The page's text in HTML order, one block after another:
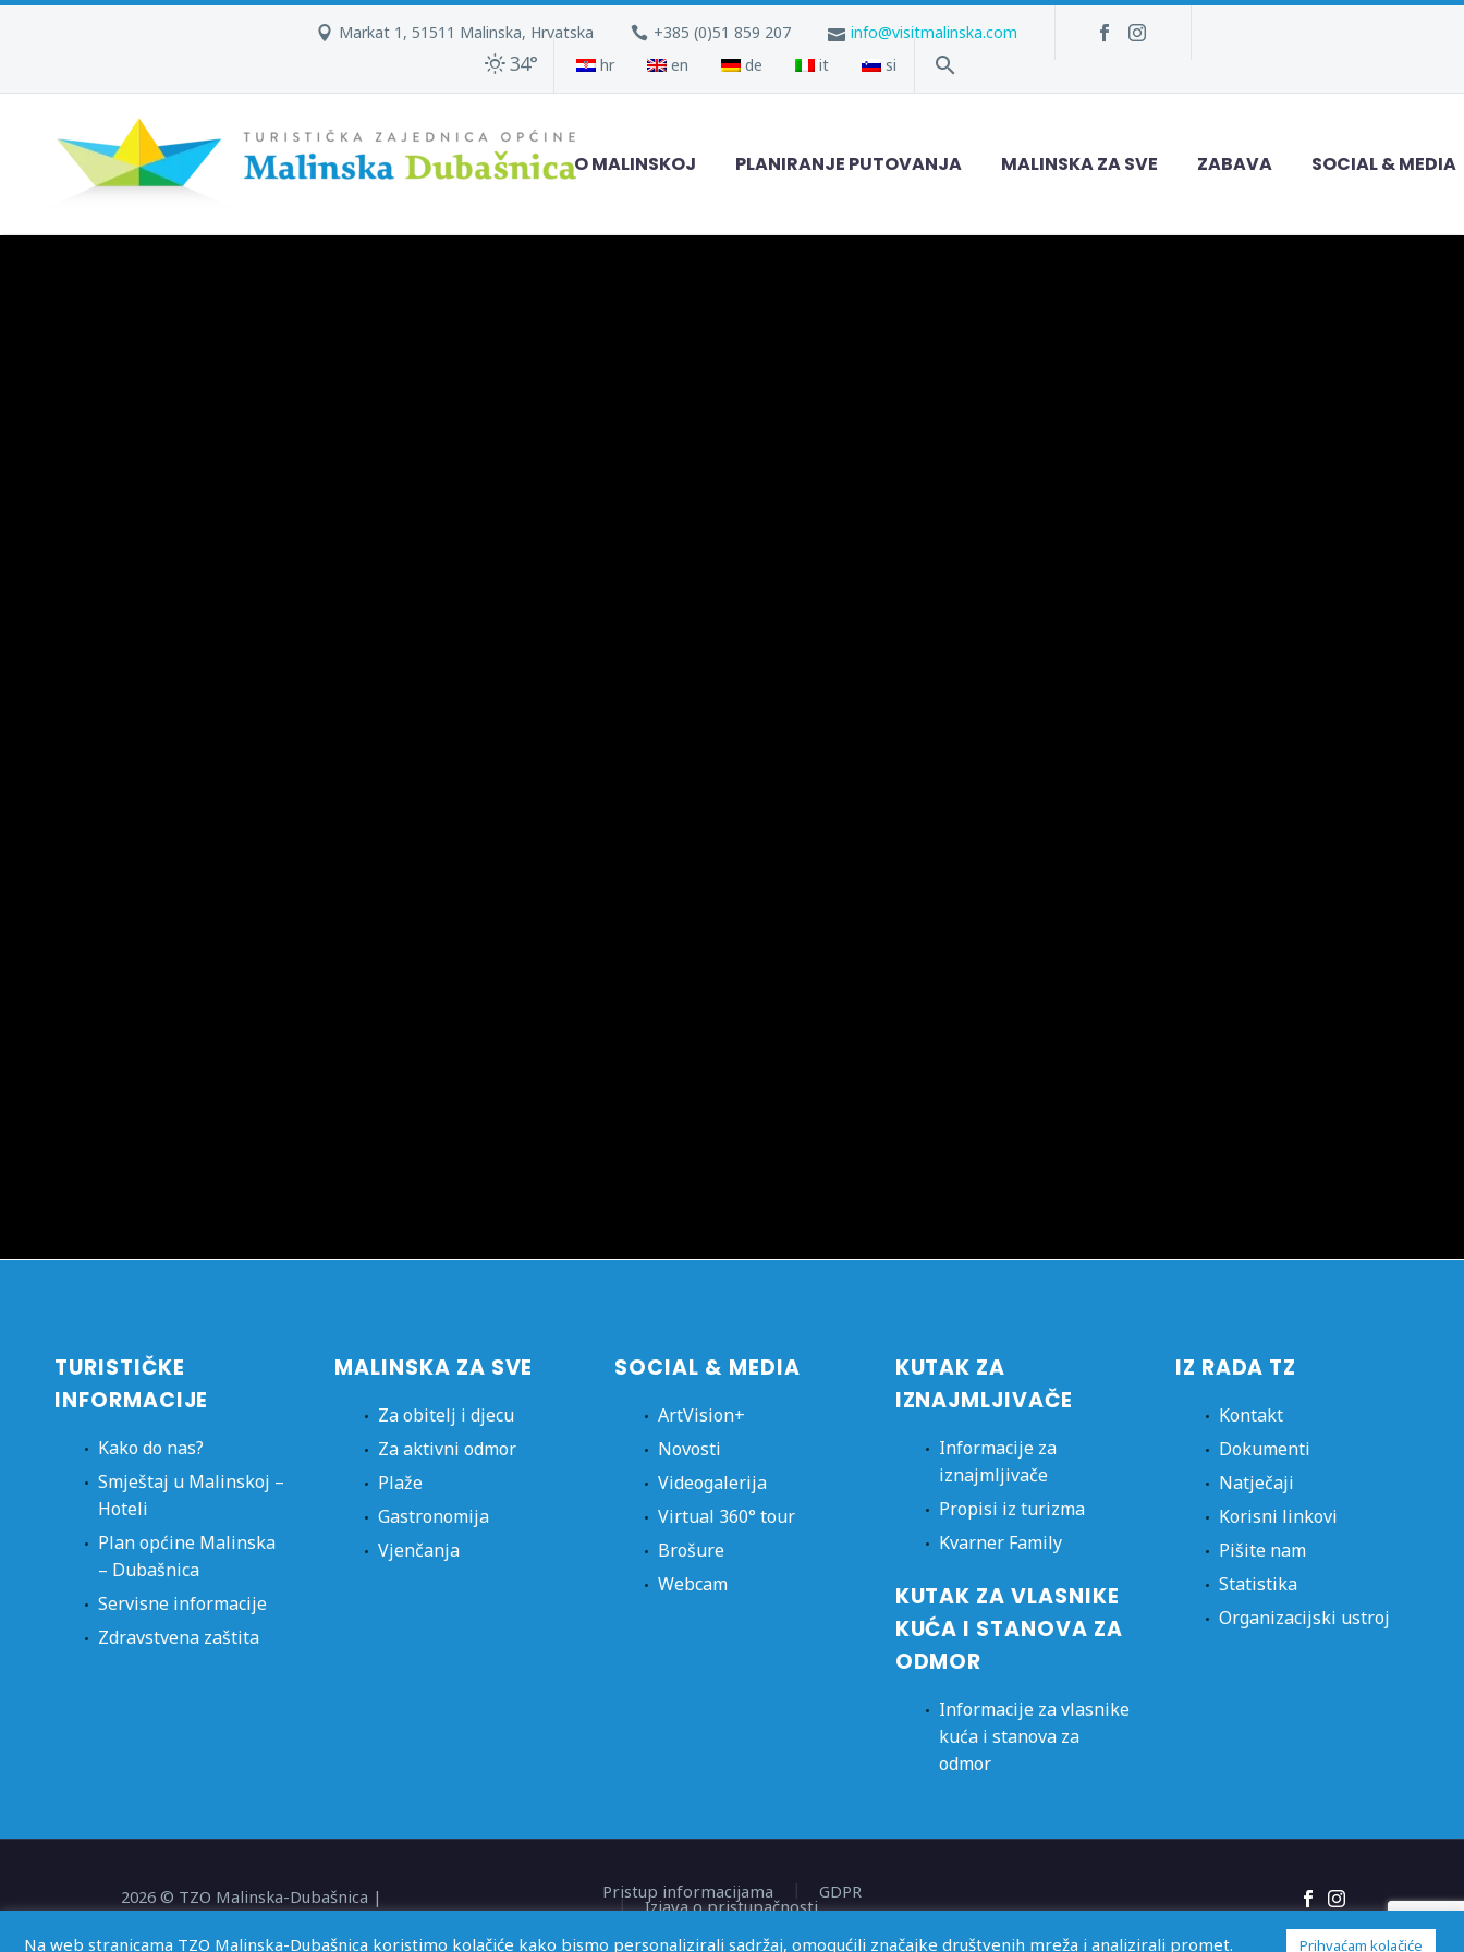
Markat 1, 51511 Malinska, Hrvatska +385 (0)51 859 207 info@visitmalinska.com
34° hr en de it si
O MALINSKOJ PLANIRANJE PUTOVANJA MALINSKA ZA SVE ZABAVA SOCIAL & MEDIA
TURISTIČKE
INFORMACIJE
Kako do nas?
Smještaj u Malinskoj –
Hoteli
Plan općine Malinska
– Dubašnica
Servisne informacije
Zdravstvena zaštita
MALINSKA ZA SVE
Za obitelj i djecu
Za aktivni odmor
Plaže
Gastronomija
Vjenčanja
SOCIAL & MEDIA
ArtVision+
Novosti
Videogalerija
Virtual 360° tour
Brošure
Webcam
KUTAK ZA
IZNAJMLJIVAČE
Informacije za
iznajmljivače
Propisi iz turizma
Kvarner Family
KUTAK ZA VLASNIKE
KUĆA I STANOVA ZA
ODMOR
Informacije za vlasnike
kuća i stanova za
odmor
IZ RADA TZ
Kontakt
Dokumenti
Natječaji
Korisni linkovi
Pišite nam
Statistika
Organizacijski ustroj
Pristup informacijama GDPR
Izjava o pristupačnosti
2026 © TZO Malinska-Dubašnica |
Na web stranicama TZO Malinska-Dubašnica koristimo kolačiće kako bismo personalizirali sadržaj, omogućili značajke društvenih mreža i analizirali promet.
Prihvaćam kolačiće